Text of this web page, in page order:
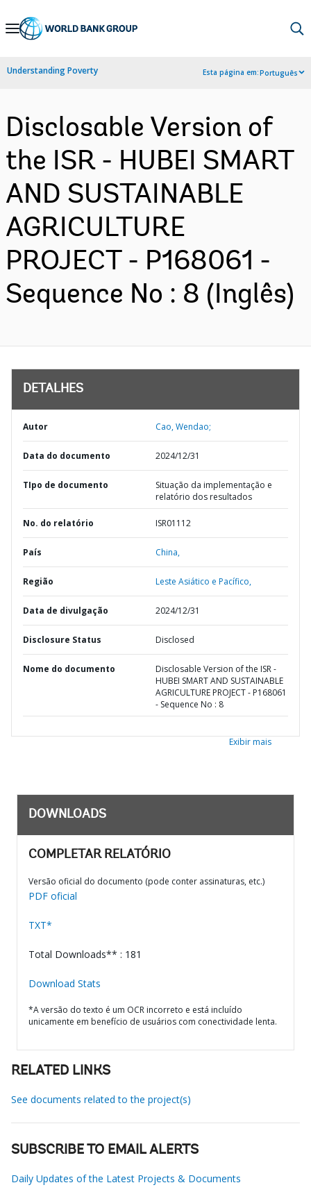
Skip
Navigation
Understanding Poverty Esta página em:Português
Disclosable Version of
the ISR - HUBEI SMART
AND SUSTAINABLE
AGRICULTURE
PROJECT - P168061 -
Sequence No : 8 (Inglês)
DETALHES
Autor Cao, Wendao;
Data do documento 2024/12/31
TIpo de documento
Situação da implementação e
relatório dos resultados
No. do relatório ISR01112
País China,
Região Leste Asiático e Pacífico,
Data de divulgação 2024/12/31
Disclosure Status Disclosed
Nome do documento
Disclosable Version of the ISR -
HUBEI SMART AND SUSTAINABLE
AGRICULTURE PROJECT - P168061
- Sequence No : 8
Exibir mais
DOWNLOADS
COMPLETAR RELATÓRIO
Versão oficial do documento (pode conter assinaturas, etc.)
PDF oficial
TXT*
Total Downloads** : 181
Download Stats
*A versão do texto é um OCR incorreto e está incluído
unicamente em benefício de usuários com conectividade lenta.
RELATED LINKS
See documents related to the project(s)
SUBSCRIBE TO EMAIL ALERTS
Daily Updates of the Latest Projects & Documents